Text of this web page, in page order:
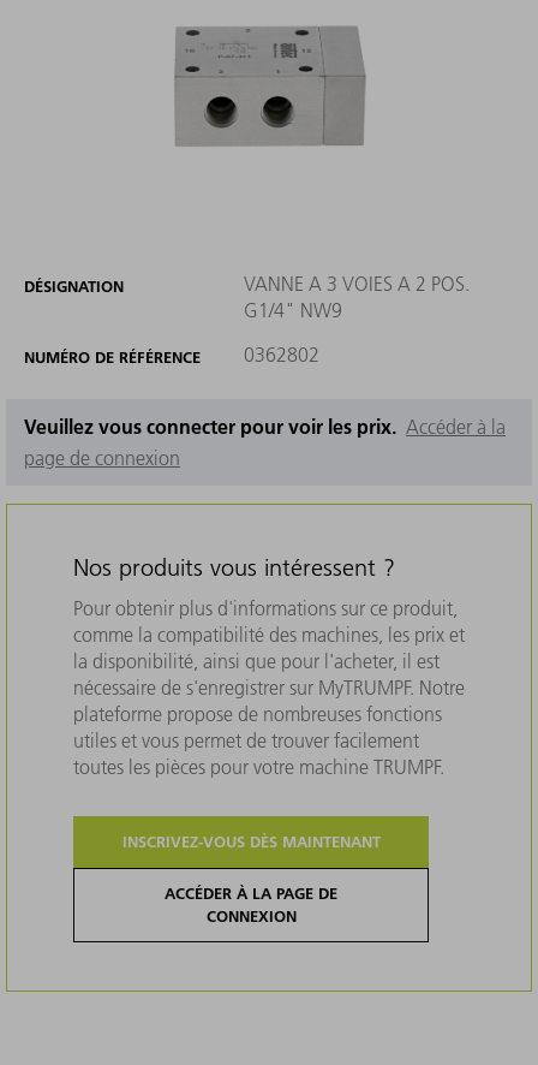
DÉSIGNATION
VANNE A 3 VOIES A 2 POS.
G1/4" NW9
NUMÉRO DE RÉFÉRENCE 0362802
Veuillez vous connecter pour voir les prix. Accéder à la
page de connexion
Nos produits vous intéressent ?
Pour obtenir plus d'informations sur ce produit,
comme la compatibilité des machines, les prix et
la disponibilité, ainsi que pour l'acheter, il est
nécessaire de s'enregistrer sur MyTRUMPF. Notre
plateforme propose de nombreuses fonctions
utiles et vous permet de trouver facilement
toutes les pièces pour votre machine TRUMPF.
INSCRIVEZ-VOUS DÈS MAINTENANT
ACCÉDER À LA PAGE DE
CONNEXION